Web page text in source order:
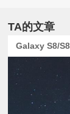
普
验
TA的文章
Galaxy S8/